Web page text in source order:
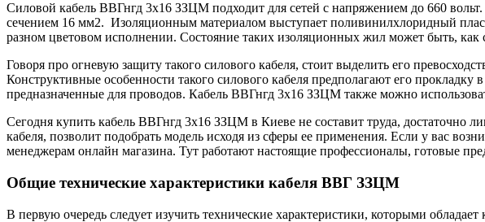
Силовой кабель ВВГнгд 3х16 ЗЗЦМ подходит для сетей с напряжением до 660
сечением 16 мм2. Изоляционным материалом выступает поливинилхлоридный
разном цветовом исполнении. Состояние таких изоляционных жил может быть,
Говоря про огневую защиту такого силового кабеля, стоит выделить его
Конструктивные особенности такого силового кабеля предполагают его
предназначенные для проводов. Кабель ВВГнгд 3х16 ЗЗЦМ также можно
Сегодня купить кабель ВВГнгд 3х16 ЗЗЦМ в Киеве не составит труда, достаточно
кабеля, позволит подобрать модель исходя из сферы ее применения. Если у вас
менеджерам онлайн магазина. Тут работают настоящие профессионалы, готовые
Общие технические характеристики кабеля ВВГ ЗЗЦМ
В первую очередь следует изучить технические характеристики, которыми